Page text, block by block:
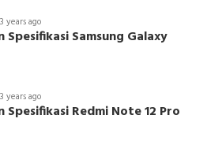
3 years ago
Spesifikasi Samsung Galaxy
3 years ago
Spesifikasi Redmi Note 12 Pro